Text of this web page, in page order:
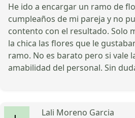
He ido a encargar un ramo de
cumpleaños de mi pareja y no
contento con el resultado. Solo
la chica las flores que le
ramo. No es barato pero si vale
amabilidad del personal. Sin
Lali Moreno Garcia